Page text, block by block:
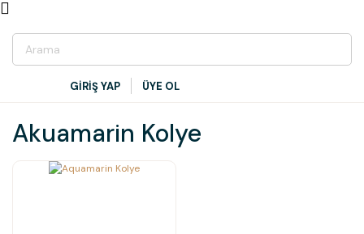
GİRİŞ YAP ÜYE OL
Akuamarin Kolye